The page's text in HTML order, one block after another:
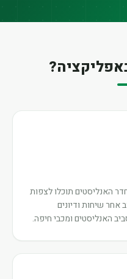
האנליסטים תוכלו לצפות
אחר שיחות ודיונים
האנליסטים ומכבי חיפה.